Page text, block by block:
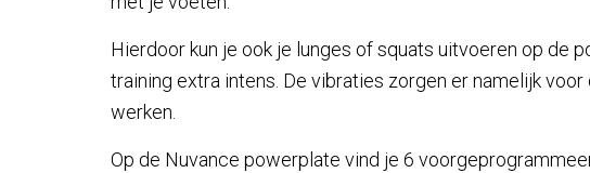
Hierdoor kun je ook je lunges of squats uitvoeren op de
training extra intens. De vibraties zorgen er namelijk
werken.
Op de Nuvance powerplate vind je 6